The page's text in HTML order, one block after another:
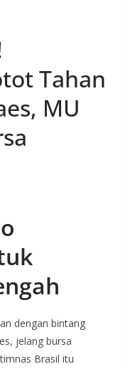
Tahan
MU
dengan bintang
jelang bursa
Brasil itu